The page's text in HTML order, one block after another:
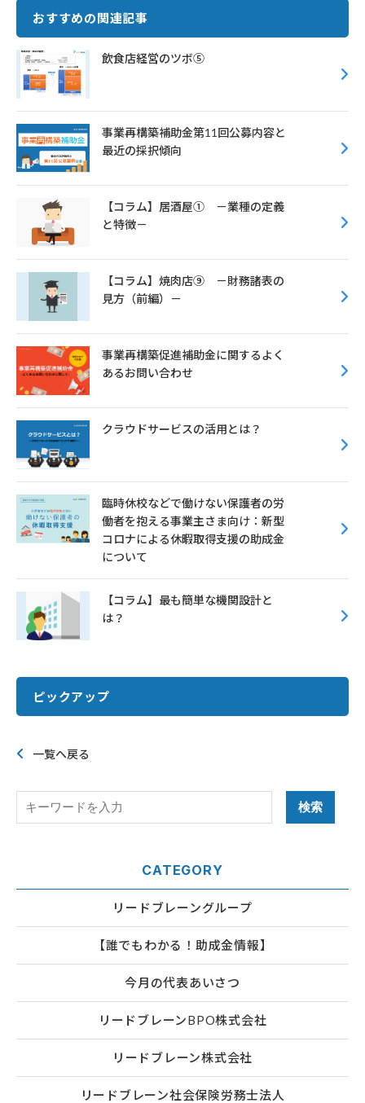
e
b
o
o
k
it
te
r
ai
l
e
おすすめの関連記事
飲食店経営のツボ⑤
事業再構築補助金第11回公募内容と
最近の採択傾向
【コラム】居酒屋① －業種の定義
と特徴－
【コラム】焼肉店⑨ －財務諸表の
見方（前編）－
事業再構築促進補助金に関するよく
あるお問い合わせ
クラウドサービスの活用とは？
臨時休校などで働けない保護者の労
働者を抱える事業主さま向け：新型
コロナによる休暇取得支援の助成金
について
【コラム】最も簡単な機関設計と
は？
ピックアップ
一覧へ戻る
CATEGORY
リードブレーングループ
【誰でもわかる！助成金情報】
今月の代表あいさつ
リードブレーンBPO株式会社
リードブレーン株式会社
リードブレーン社会保険労務士法人